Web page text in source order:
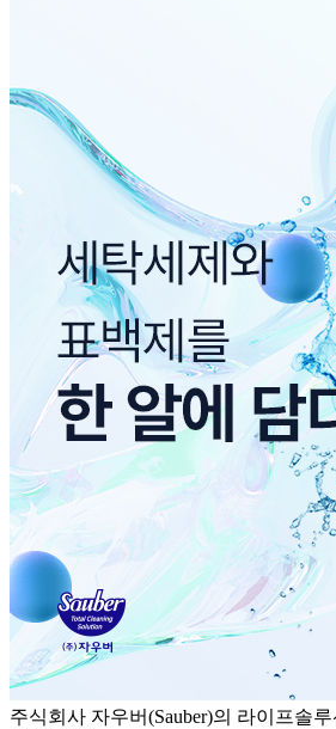
주식회사 자우버(Sauber)의 라이프솔